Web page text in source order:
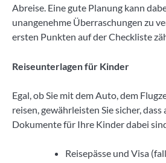
Abreise. Eine gute Planung kann
unangenehme Überraschungen zu
ersten Punkten auf der Checkliste
Reiseunterlagen für Kinder
Egal, ob Sie mit dem Auto, dem
reisen, gewährleisten Sie sicher,
Dokumente für Ihre Kinder dabei
Reisepässe und Visa